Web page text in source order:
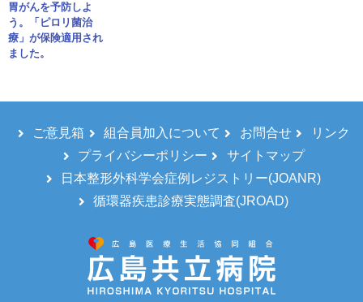
胃がんを予防しよ
う。「ピロリ菌治
療」が保険適用され
ました。
ご意見箱 組合員加入について お問合せ
リンク
プライバシーポリシー
サイトマップ
日本整形外科学会症例レジストリー(JOANR)
循環器疾患診療実態調査(JROAD)